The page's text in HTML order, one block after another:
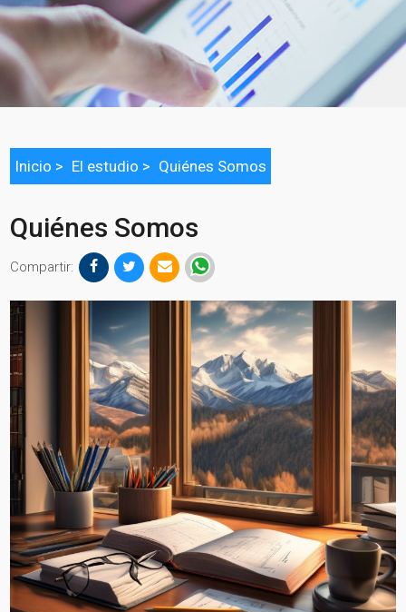
Inicio > El estudio > Quiénes Somos
Quiénes Somos
Compartir: